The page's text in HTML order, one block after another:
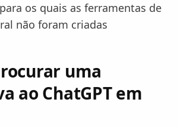
os quais as ferramentas de
não foram criadas
uma
ao ChatGPT em